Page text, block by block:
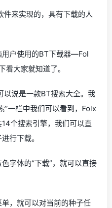
来实现的，具有下载的人
用户使用的BT下载器—Fol
看大家就知道了。
以说是一款BT搜索大全。我
”一栏中我们可以看到，Folx
个搜索引擎，我们可以直
行下载。
字体的“下载”，就可以直接
，就可以对当前的种子任